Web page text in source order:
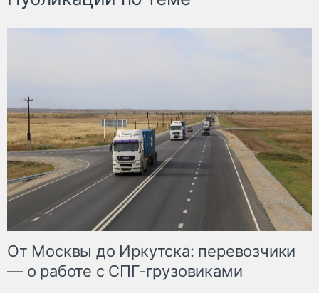
От Москвы до Иркутска: перевозчики
— о работе с СПГ-грузовиками